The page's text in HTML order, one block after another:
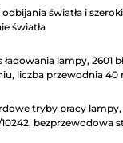
światła i
światła
ładowania lampy, 2601
liczba przewodnia 40
tryby pracy
10242, bezprzewodowa